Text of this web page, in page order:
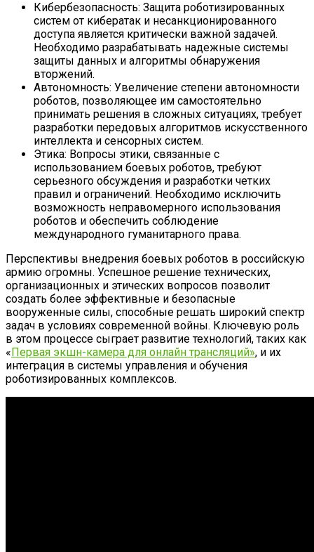
Кибербезопасность: Защита роботизированных
систем от кибератак и несанкционированного
доступа является критически важной задачей.
Необходимо разрабатывать надежные системы
защиты данных и алгоритмы обнаружения
вторжений.
Автономность: Увеличение степени автономности
роботов, позволяющее им самостоятельно
принимать решения в сложных ситуациях, требует
разработки передовых алгоритмов искусственного
интеллекта и сенсорных систем.
Этика: Вопросы этики, связанные с
использованием боевых роботов, требуют
серьезного обсуждения и разработки четких
правил и ограничений. Необходимо исключить
возможность неправомерного использования
роботов и обеспечить соблюдение
международного гуманитарного права.
Перспективы внедрения боевых роботов в российскую
армию огромны. Успешное решение технических,
организационных и этических вопросов позволит
создать более эффективные и безопасные
вооруженные силы, способные решать широкий спектр
задач в условиях современной войны. Ключевую роль
в этом процессе сыграет развитие технологий, таких как
« Первая экшн-камера для онлайн трансляций», и их
интеграция в системы управления и обучения
роботизированных комплексов.